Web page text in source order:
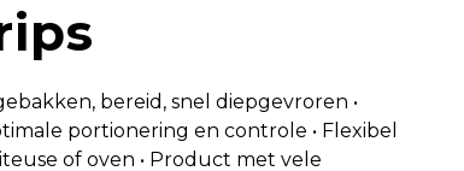
bereid, snel diepgevroren •
portionering en controle • Flexibel
of oven • Product met vele